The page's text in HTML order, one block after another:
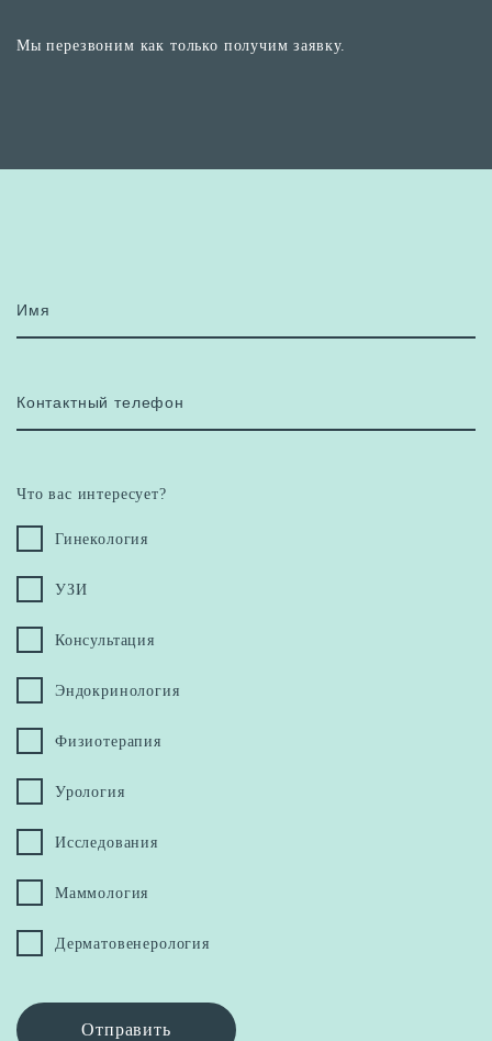
Мы перезвоним как только получим заявку.
Имя
Контактный телефон
Что вас интересует?
Гинекология
УЗИ
Консультация
Эндокринология
Физиотерапия
Урология
Исследования
Маммология
Дерматовенерология
Отправить